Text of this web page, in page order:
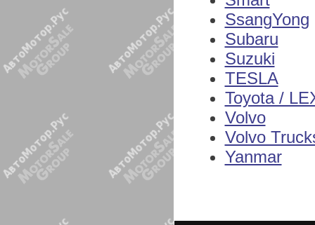
SsangYong
Subaru
Suzuki
TESLA
Toyota /
Volvo
Volvo
Yanmar